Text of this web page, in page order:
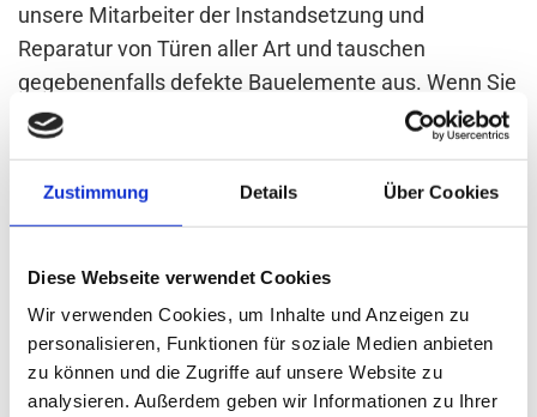
Zustimmung Details Über Cookies
Diese Webseite verwendet Cookies
Wir verwenden Cookies, um Inhalte und Anzeigen zu
personalisieren, Funktionen für soziale Medien anbieten
zu können und die Zugriffe auf unsere Website zu
analysieren. Außerdem geben wir Informationen zu Ihrer
unsere Mitarbeiter der Instandsetzung und
Reparatur von Türen aller Art und tauschen
gegebenenfalls defekte Bauelemente aus. Wenn Sie
sich für eine neue Tür entscheiden, profitieren Sie
bei uns von einer robusten, pflegeleichten und
langlebigen Qualität. Die Haustüren überzeugen mit
Farben und Dekore können Sie mit dem
Erscheinungsbild des Gebäudes abstimmen.
Maßanfertigungen bieten wir auch für Garagentore.
Hier unser Service im Überblick: